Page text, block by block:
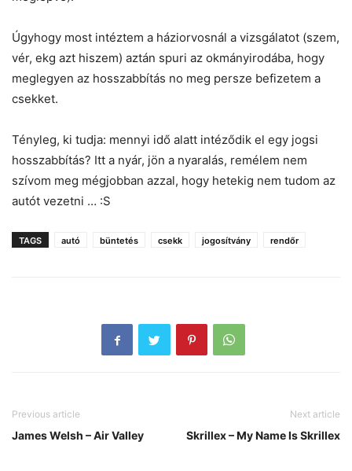
Úgyhogy most intéztem a háziorvosnál a vizsgálatot (szem,
vér, ekg azt hiszem) aztán spuri az okmányirodába, hogy
meglegyen az hosszabbítás no meg persze befizetem a
csekket.
Tényleg, ki tudja: mennyi idő alatt intéződik el egy jogsi
hosszabbítás? Itt a nyár, jön a nyaralás, remélem nem
szívom meg mégjobban azzal, hogy hetekig nem tudom az
autót vezetni … :S
TAGS autó büntetés csekk jogosítvány rendőr
Previous article
James Welsh – Air Valley
Next article
Skrillex – My Name Is Skrillex